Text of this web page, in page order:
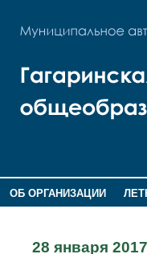
ОБ ОРГАНИЗАЦИИ
28 января